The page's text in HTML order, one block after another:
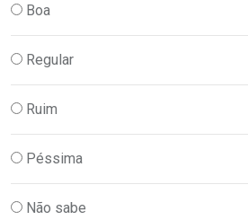
Boa
Regular
Ruim
Péssima
Não sabe